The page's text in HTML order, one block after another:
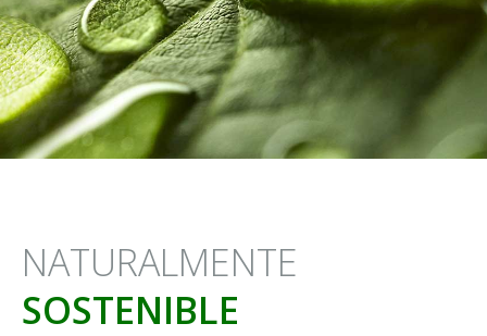
NATURALMENTE
SOSTENIBLE